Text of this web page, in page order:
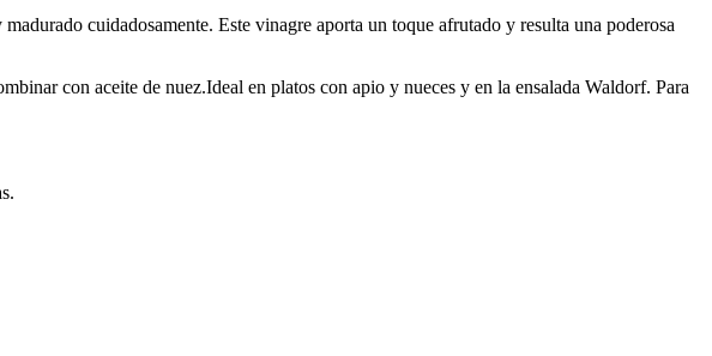
cuidadosamente. Este vinagre aporta un toque afrutado y resulta una poderosa
con aceite de nuez.Ideal en platos con apio y nueces y en la ensalada Waldorf. Para